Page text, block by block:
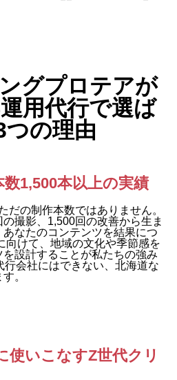
グプロテアが
用代行で選ば
つの理由
1,500本以上の実績
だの制作本数ではありません。
撮影、1,500回の改善から生ま
なたのコンテンツを結果につ
向けて、地域の文化や季節感を
設計することが私たちの強み
会社にはできない、北海道な
。
使いこなすZ世代クリ